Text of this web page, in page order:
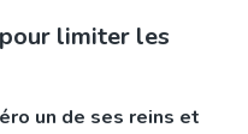
limiter les
un de ses reins et